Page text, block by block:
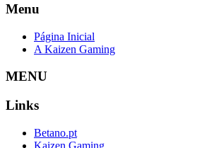
Menu
Página Inicial
A Kaizen Gaming
MENU
Links
Betano.pt
Kaizen Gaming